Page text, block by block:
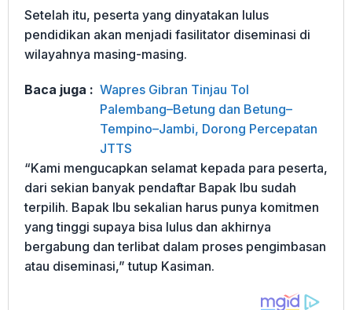
Setelah itu, peserta yang dinyatakan lulus
pendidikan akan menjadi fasilitator diseminasi di
wilayahnya masing-masing.
Baca juga : Wapres Gibran Tinjau Tol
Palembang–Betung dan Betung–
Tempino–Jambi, Dorong Percepatan
JTTS
“Kami mengucapkan selamat kepada para peserta,
dari sekian banyak pendaftar Bapak Ibu sudah
terpilih. Bapak Ibu sekalian harus punya komitmen
yang tinggi supaya bisa lulus dan akhirnya
bergabung dan terlibat dalam proses pengimbasan
atau diseminasi,” tutup Kasiman.